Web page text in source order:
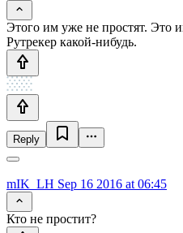
Этого им уже не простят. Это
Рутрекер какой-нибудь.
Reply
mIK_LH Sep 16 2016 at 06:45
Кто не простит?